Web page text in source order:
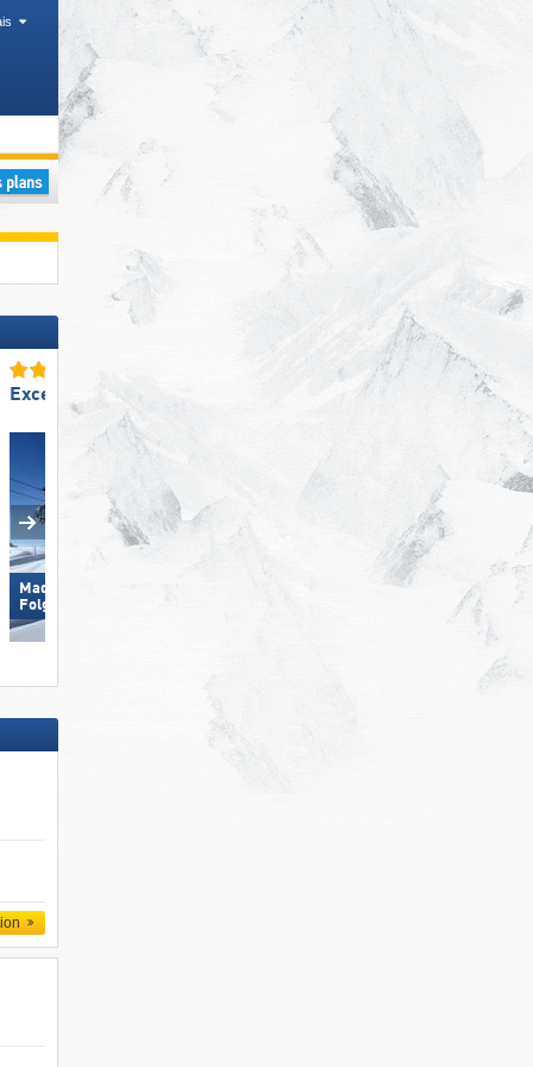
Excellent snowpark
Madonna di Campiglio/​Pinzolo/​
Folgàrida/​Marilleva
Excellente
taille de domaine skiable
Arosa Lenzerheide